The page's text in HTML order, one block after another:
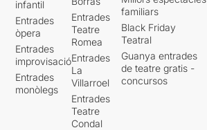
infantil
Entrades
òpera
Entrades
improvisació
Entrades
monòlegs
Entrades
Teatre
Romea
Entrades
La
Villarroel
Entrades
Teatre
Condal
familiars
Black Friday
Teatral
Guanya entrades
de teatre gratis -
concursos